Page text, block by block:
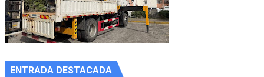
ENTRADA DESTACADA